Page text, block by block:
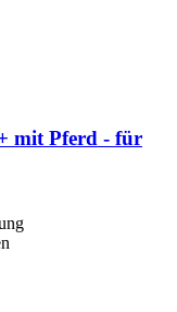
mit Pferd -​ für